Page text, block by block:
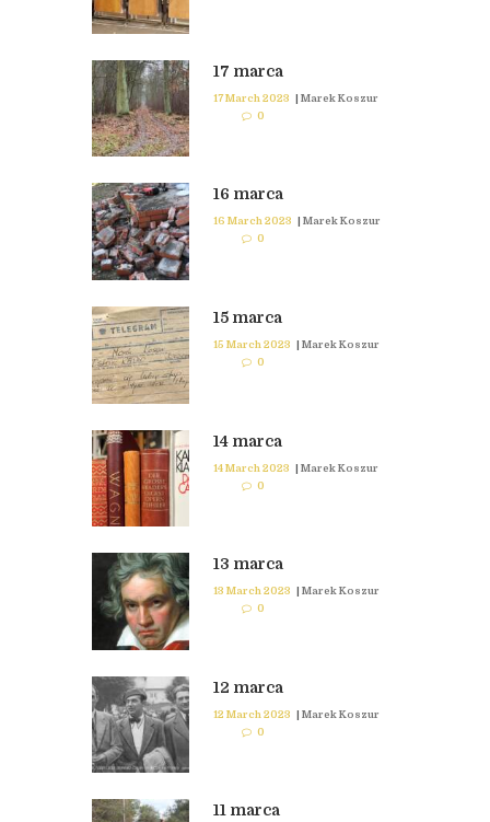
17 marca
17 March 2023 | Marek Koszur
0
16 marca
16 March 2023
Marek Koszur
0
15 marca
15 March 2023 | Marek Koszur
0
14 marca
14 March 2023 | Marek Koszur
0
13 marca
13 March 2023 | Marek Koszur
0
12 marca
12 March 2023 | Marek Koszur
0
11 marca